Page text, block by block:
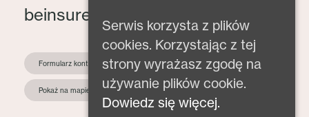
beinsured@beinsured.pl
Formularz kontaktowy
Pokaż na mapie
Serwis korzysta z plików
cookies. Korzystając z tej
strony wyrażasz zgodę na
używanie plików cookie.
Dowiedz się więcej.